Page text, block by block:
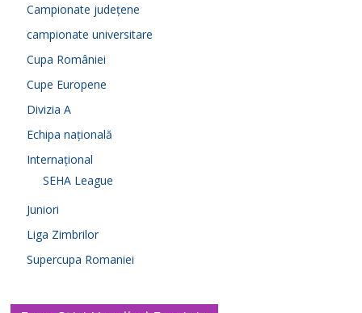
Campionate județene
campionate universitare
Cupa României
Cupe Europene
Divizia A
Echipa națională
Internațional
SEHA League
Juniori
Liga Zimbrilor
Supercupa Romaniei